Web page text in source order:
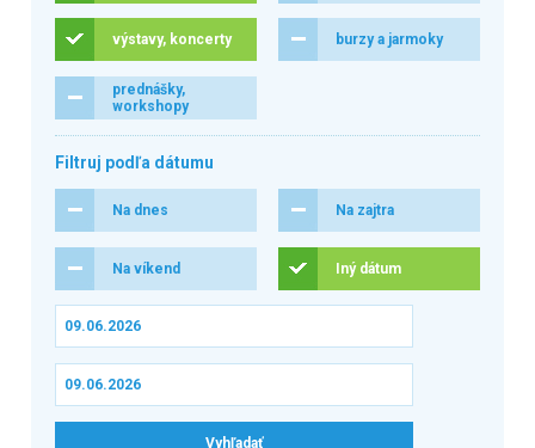
výstavy, koncerty burzy a jarmoky
prednášky,
workshopy
Filtruj podľa dátumu
Na dnes Na zajtra
Na víkend Iný dátum